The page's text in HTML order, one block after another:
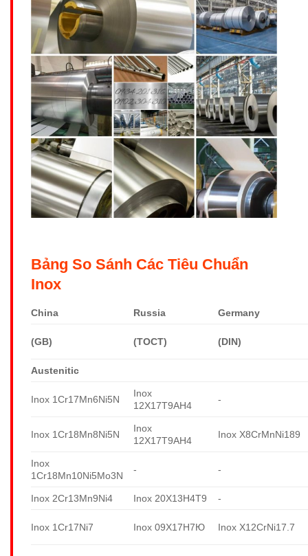
Bảng So Sánh Các Tiêu Chuẩn
Inox
China Russia Germany
(GB) (TOCT) (DIN)
Austenitic
Inox 1Cr17Mn6Ni5N
Inox
12X17T9AH4
-
Inox 1Cr18Mn8Ni5N
Inox
12X17T9AH4
Inox X8CrMnNi189
Inox
1Cr18Mn10Ni5Mo3N
- -
Inox 2Cr13Mn9Ni4 Inox 20X13H4T9 -
Inox 1Cr17Ni7 Inox 09X17H7Ю Inox X12CrNi17.7